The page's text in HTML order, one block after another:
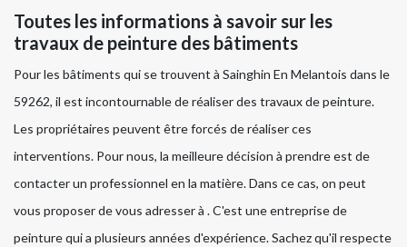
Toutes les informations à savoir sur les
travaux de peinture des bâtiments
Pour les bâtiments qui se trouvent à Sainghin En Melantois dans le
59262, il est incontournable de réaliser des travaux de peinture.
Les propriétaires peuvent être forcés de réaliser ces
interventions. Pour nous, la meilleure décision à prendre est de
contacter un professionnel en la matière. Dans ce cas, on peut
vous proposer de vous adresser à . C'est une entreprise de
peinture qui a plusieurs années d'expérience. Sachez qu'il respecte